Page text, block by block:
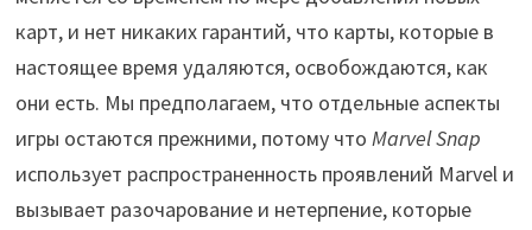
карт, и нет никаких гарантий, что карты, которые в
настоящее время удаляются, освобождаются, как
они есть. Мы предполагаем, что отдельные аспекты
игры остаются прежними, потому что Marvel Snap
использует распространенность проявлений Marvel и
вызывает разочарование и нетерпение, которые